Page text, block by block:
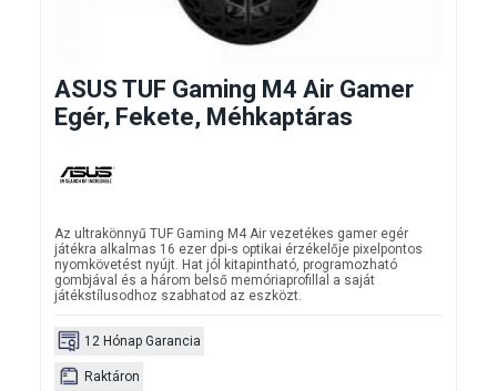
ASUS TUF Gaming M4 Air Gamer
Egér, Fekete, Méhkaptáras
Az ultrakönnyű TUF Gaming M4 Air vezetékes gamer egér
játékra alkalmas 16 ezer dpi-s optikai érzékelője pixelpontos
nyomkövetést nyújt. Hat jól kitapintható, programozható
gombjával és a három belső memóriaprofillal a saját
játékstílusodhoz szabhatod az eszközt.
12 Hónap Garancia
Raktáron